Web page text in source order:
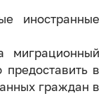
иностранные
миграционный
в
граждан в